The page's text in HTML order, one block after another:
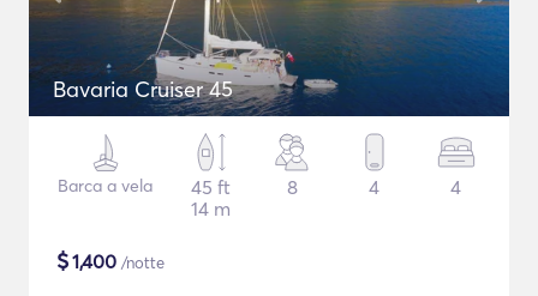
Bavaria Cruiser 45
Barca a vela
45 ft
14 m
8 4 4
$1,400 /notte